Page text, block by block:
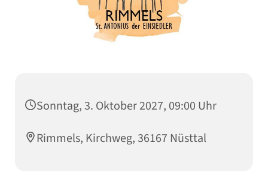
Sonntag, 3. Oktober 2027, 09:00 Uhr
Rimmels, Kirchweg, 36167 Nüsttal